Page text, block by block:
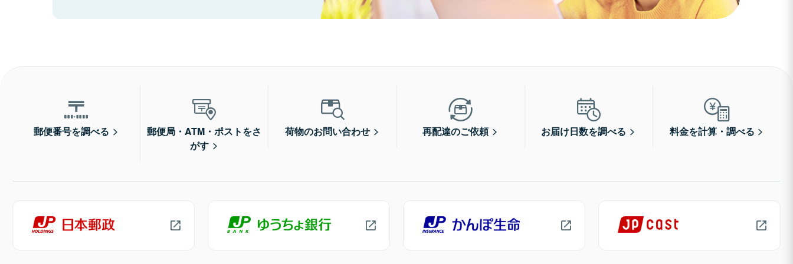
郵便番号を調べる
郵便局・ATM・ポストをさ
がす
荷物のお問い合わせ 再配達のご依頼 お届け日数を調べる 料金を計算・調べる